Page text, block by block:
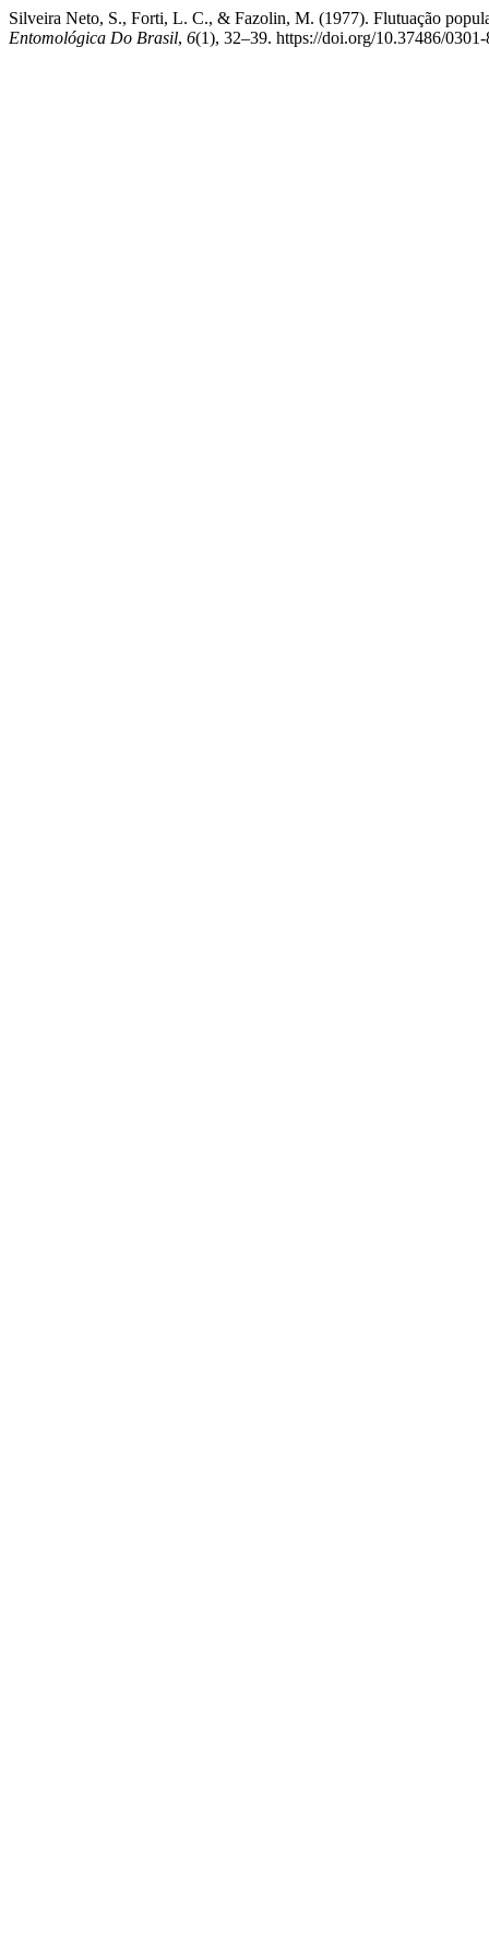
Silveira Neto, S., Forti, L. C., & Fazolin, M. (1977). Flutuação
Entomológica Do Brasil, 6(1), 32–39. https://doi.org/10.37486/